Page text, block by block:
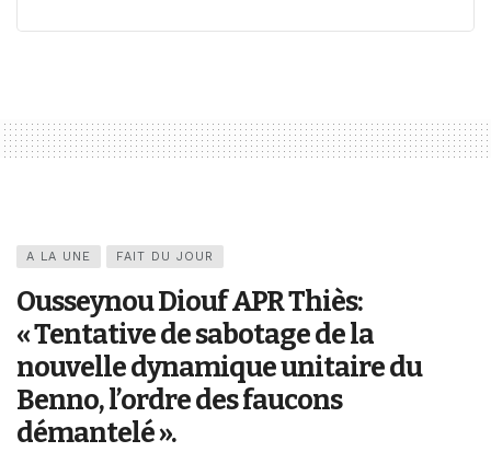
A LA UNE FAIT DU JOUR
Ousseynou Diouf APR Thiès:
« Tentative de sabotage de la
nouvelle dynamique unitaire du
Benno, l’ordre des faucons
démantelé ».